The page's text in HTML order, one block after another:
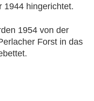
1944 hingerichtet.
1954 von der
Forst in das